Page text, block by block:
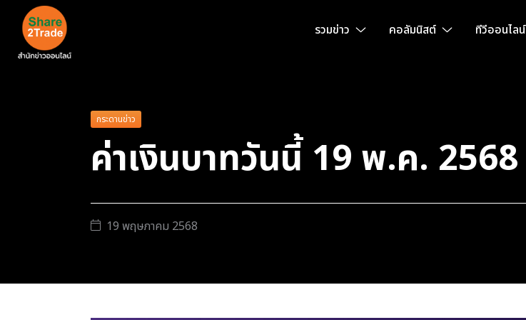
รวมข่าว คอลัมนิสต์ ทีวีออนไลน์
กระดานข่าว
ค่าเงินบาทวันนี้ 19 พ.ค. 2568
19 พฤษภาคม 2568